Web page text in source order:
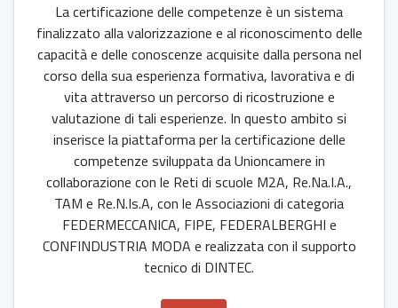
La certificazione delle competenze è un sistema
finalizzato alla valorizzazione e al riconoscimento delle
capacità e delle conoscenze acquisite dalla persona nel
corso della sua esperienza formativa, lavorativa e di
vita attraverso un percorso di ricostruzione e
valutazione di tali esperienze. In questo ambito si
inserisce la piattaforma per la certificazione delle
competenze sviluppata da Unioncamere in
collaborazione con le Reti di scuole M2A, Re.Na.I.A.,
TAM e Re.N.Is.A, con le Associazioni di categoria
FEDERMECCANICA, FIPE, FEDERALBERGHI e
CONFINDUSTRIA MODA e realizzata con il supporto
tecnico di DINTEC.